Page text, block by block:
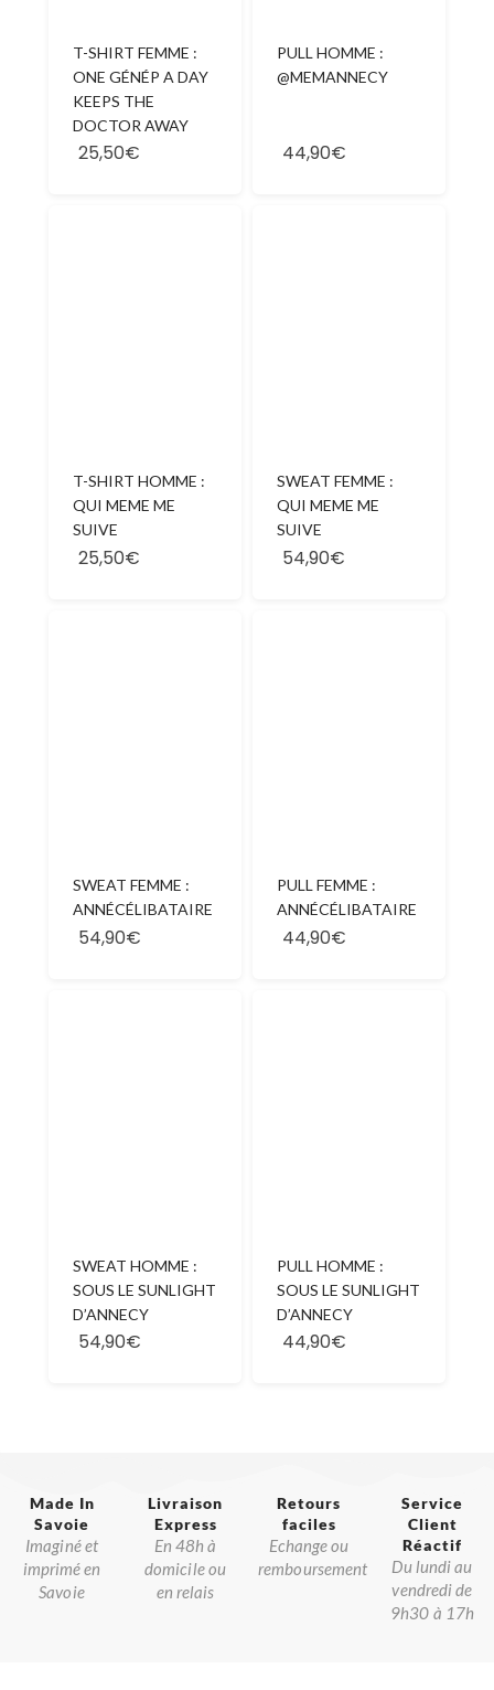
T-SHIRT FEMME :
ONE GÉNÉP A DAY
KEEPS THE
DOCTOR AWAY
25,50€
PULL HOMME :
@MEMANNECY
44,90€
T-SHIRT HOMME :
QUI MEME ME
SUIVE
25,50€
SWEAT FEMME :
QUI MEME ME
SUIVE
54,90€
SWEAT FEMME :
ANNÉCÉLIBATAIRE
54,90€
PULL FEMME :
ANNÉCÉLIBATAIRE
44,90€
SWEAT HOMME :
SOUS LE SUNLIGHT
D’ANNECY
54,90€
PULL HOMME :
SOUS LE SUNLIGHT
D’ANNECY
44,90€
Made In
Savoie​
Imaginé et
imprimé en
Savoie
Livraison
Express
En 48h à
domicile ou
en relais
Retours
faciles
Echange ou
remboursement
Service
Client
Réactif​
Du lundi au
vendredi de
9h30 à 17h